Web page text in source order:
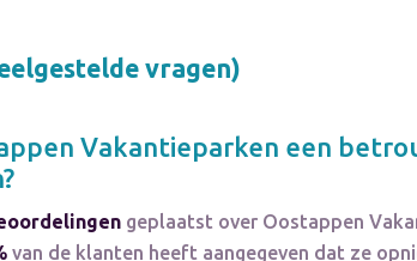
vragen)
Vakantieparken een
geplaatst over Oostappen
van de klanten heeft aangegeven dat ze